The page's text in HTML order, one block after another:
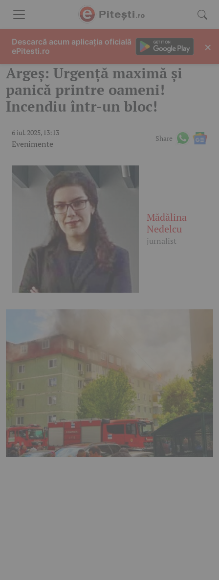
Argeș: Urgență maximă și
panică printre oameni!
Incendiu într-un bloc!
6 iul. 2025, 13:13
Evenimente
Share
Mădălina
Nedelcu
jurnalist
Descarcă acum aplicația oficială
ePitesti.ro
×